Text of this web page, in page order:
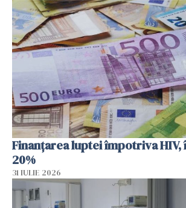
Finanțarea luptei împotriva HIV,
20%
31 IULIE 2026